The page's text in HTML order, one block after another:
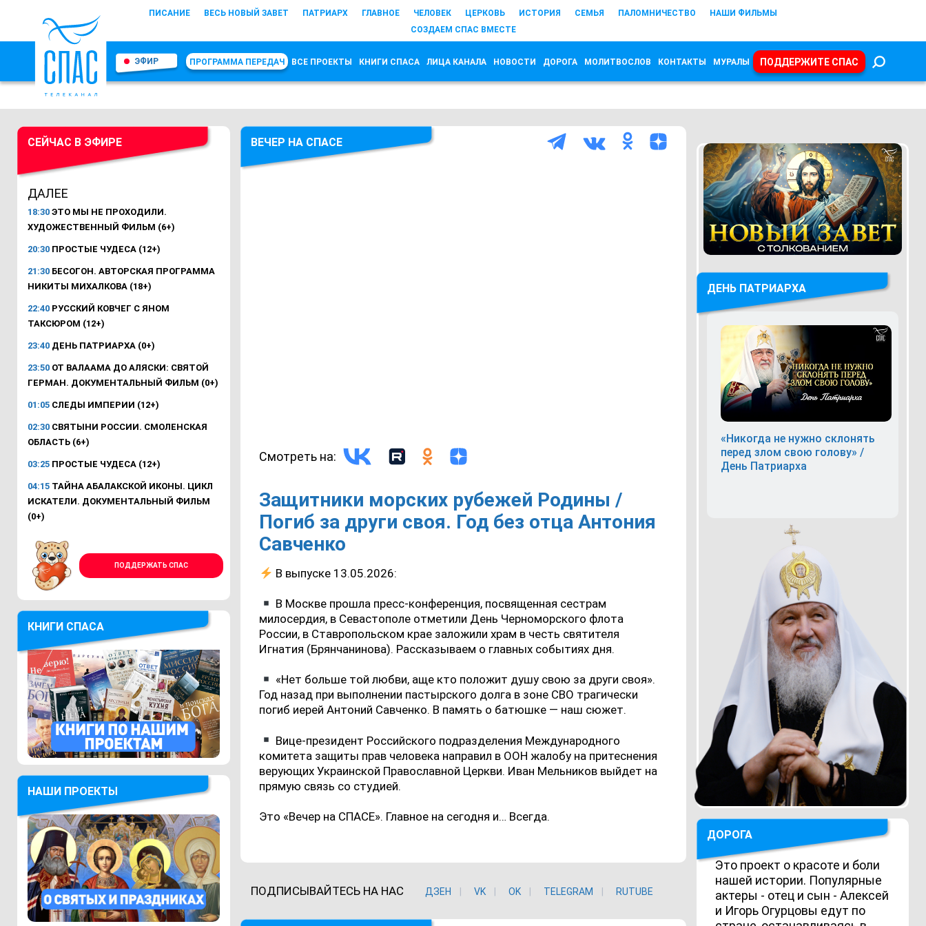
ПИСАНИЕ ВЕСЬ НОВЫЙ ЗАВЕТ ПАТРИАРХ ГЛАВНОЕ ЧЕЛОВЕК ЦЕРКОВЬ ИСТОРИЯ СЕМЬЯ ПАЛОМНИЧЕСТВО
НАШИ ФИЛЬМЫ
СОЗДАЕМ СПАС ВМЕСТЕ
ЭФИР ПРОГРАММА ПЕРЕДАЧ ВСЕ ПРОЕКТЫ КНИГИ СПАСА ЛИЦА КАНАЛА НОВОСТИ ДОРОГА МОЛИТВОСЛОВ КОНТАКТЫ МУРАЛЫ ПОДДЕРЖИТЕ СПАС
СЕЙЧАС В ЭФИРЕ
ДАЛЕЕ
18:30 ЭТО МЫ НЕ ПРОХОДИЛИ.
ХУДОЖЕСТВЕННЫЙ ФИЛЬМ (6+)
20:30 ПРОСТЫЕ ЧУДЕСА (12+)
21:30 БЕСОГОН. АВТОРСКАЯ ПРОГРАММА
НИКИТЫ МИХАЛКОВА (18+)
22:40 РУССКИЙ КОВЧЕГ С ЯНОМ
ТАКСЮРОМ (12+)
23:40 ДЕНЬ ПАТРИАРХА (0+)
23:50 ОТ ВАЛААМА ДО АЛЯСКИ: СВЯТОЙ
ГЕРМАН. ДОКУМЕНТАЛЬНЫЙ ФИЛЬМ (0+)
01:05 СЛЕДЫ ИМПЕРИИ (12+)
02:30 СВЯТЫНИ РОССИИ. СМОЛЕНСКАЯ
ОБЛАСТЬ (6+)
03:25 ПРОСТЫЕ ЧУДЕСА (12+)
04:15 ТАЙНА АБАЛАКСКОЙ ИКОНЫ. ЦИКЛ
ИСКАТЕЛИ. ДОКУМЕНТАЛЬНЫЙ ФИЛЬМ
(0+)
ПОДДЕРЖАТЬ СПАС
КНИГИ СПАСА
НАШИ ПРОЕКТЫ
ВЕЧЕР НА СПАСЕ
Смотреть на:
Защитники морских рубежей Родины /
Погиб за други своя. Год без отца Антония
Савченко
В выпуске 13.05.2026:
В Москве прошла пресс-конференция, посвященная сестрам
милосердия, в Севастополе отметили День Черноморского флота
России, в Ставропольском крае заложили храм в честь святителя
Игнатия (Брянчанинова). Рассказываем о главных событиях дня.
«Нет больше той любви, аще кто положит душу свою за други своя».
Год назад при выполнении пастырского долга в зоне СВО трагически
погиб иерей Антоний Савченко. В память о батюшке — наш сюжет.
Вице-президент Российского подразделения Международного
комитета защиты прав человека направил в ООН жалобу на притеснения
верующих Украинской Православной Церкви. Иван Мельников выйдет на
прямую связь со студией.
Это «Вечер на СПАСЕ». Главное на сегодня и… Всегда.
ПОДПИСЫВАЙТЕСЬ НА НАС ДЗЕН VK ОK TELEGRAM RUTUBE
ДЕНЬ ПАТРИАРХА
«Никогда не нужно склонять
перед злом свою голову» /
День Патриарха
ДОРОГА
Это проект о красоте и боли
нашей истории. Популярные
актеры - отец и сын - Алексей
и Игорь Огурцовы едут по